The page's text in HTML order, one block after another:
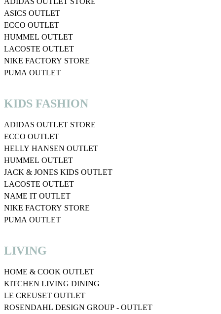
ASICS OUTLET
ECCO OUTLET
HUMMEL OUTLET
LACOSTE OUTLET
NIKE FACTORY STORE
PUMA OUTLET
KIDS FASHION
ADIDAS OUTLET STORE
ECCO OUTLET
HELLY HANSEN OUTLET
HUMMEL OUTLET
JACK & JONES KIDS OUTLET
LACOSTE OUTLET
NAME IT OUTLET
NIKE FACTORY STORE
PUMA OUTLET
LIVING
HOME & COOK OUTLET
KITCHEN LIVING DINING
LE CREUSET OUTLET
ROSENDAHL DESIGN GROUP - OUTLET